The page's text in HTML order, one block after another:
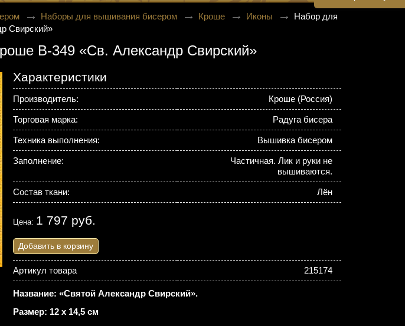
Наборы для вышивания бисером Кроше Иконы
Набор для
Свирский»
В-349 «Св. Александр Свирский»
Характеристики
Производитель: Кроше (Россия)
Торговая марка: Радуга бисера
Техника выполнения: Вышивка бисером
Заполнение:
Частичная. Лик и руки не
вышиваются.
Состав ткани: Лён
Цена: 1 797 руб.
Добавить в корзину
Артикул товара 215174
Название: «Святой Александр Свирский».
Размер: 12 х 14,5 см